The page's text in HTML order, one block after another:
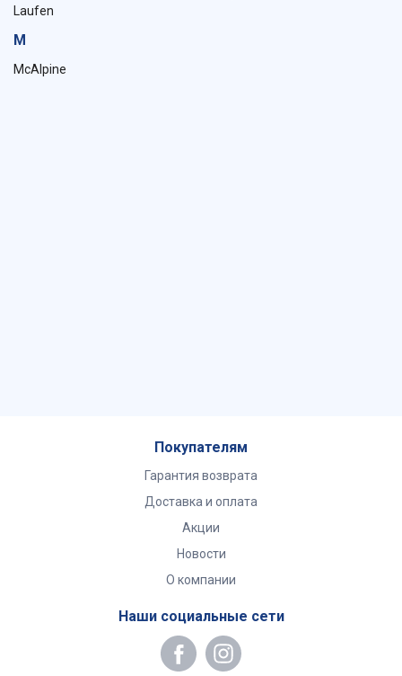
Laufen
M
McAlpine
Покупателям
Гарантия возврата
Доставка и оплата
Акции
Новости
О компании
Наши социальные сети